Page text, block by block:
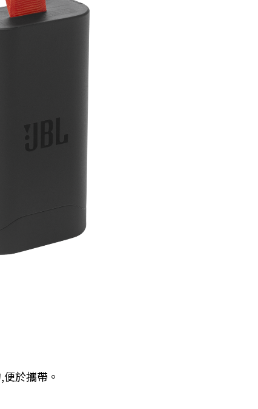
於攜帶。